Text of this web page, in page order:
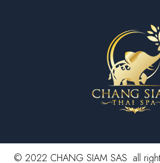
© 2022 CHANG SIAM SAS all